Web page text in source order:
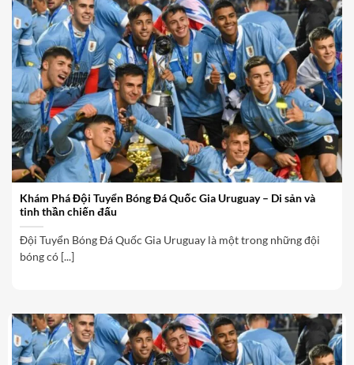
Khám Phá Đội Tuyển Bóng Đá Quốc Gia Uruguay – Di sản và
tinh thần chiến đấu
Đội Tuyển Bóng Đá Quốc Gia Uruguay là một trong những đội
bóng có [...]